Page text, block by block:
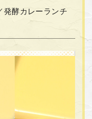
発酵カレーランチ